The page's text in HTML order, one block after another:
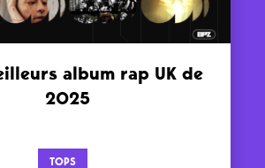
album rap UK de
2025
TOPS